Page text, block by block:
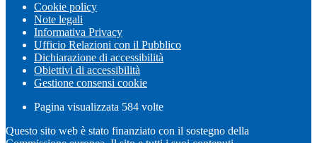
Cookie policy
Note legali
Informativa Privacy
Ufficio Relazioni con il Pubblico
Dichiarazione di accessibilità
Obiettivi di accessibilità
Gestione consensi cookie
Pagina visualizzata 584 volte
Questo sito web è stato finanziato con il sostegno della